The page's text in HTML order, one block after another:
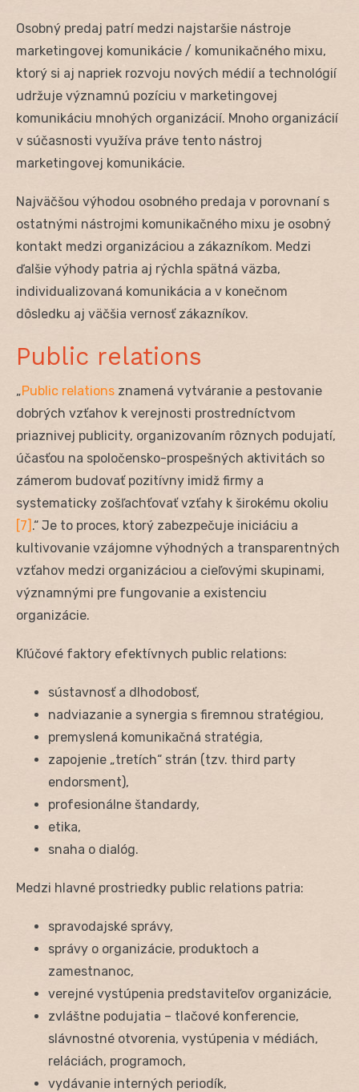
Osobný predaj patrí medzi najstaršie nástroje
marketingovej komunikácie / komunikačného mixu,
ktorý si aj napriek rozvoju nových médií a technológií
udržuje významnú pozíciu v marketingovej
komunikáciu mnohých organizácií. Mnoho organizácií
v súčasnosti využíva práve tento nástroj
marketingovej komunikácie.
Najväčšou výhodou osobného predaja v porovnaní s
ostatnými nástrojmi komunikačného mixu je osobný
kontakt medzi organizáciou a zákazníkom. Medzi
ďalšie výhody patria aj rýchla spätná väzba,
individualizovaná komunikácia a v konečnom
dôsledku aj väčšia vernosť zákazníkov.
Public relations
„Public relations znamená vytváranie a pestovanie
dobrých vzťahov k verejnosti prostredníctvom
priaznivej publicity, organizovaním rôznych podujatí,
účasťou na spoločensko-prospešných aktivitách so
zámerom budovať pozitívny imidž firmy a
systematicky zošľachťovať vzťahy k širokému okoliu
[7] .“ Je to proces, ktorý zabezpečuje iniciáciu a
kultivovanie vzájomne výhodných a transparentných
vzťahov medzi organizáciou a cieľovými skupinami,
významnými pre fungovanie a existenciu
organizácie.
Kľúčové faktory efektívnych public relations:
sústavnosť a dlhodobosť,
nadviazanie a synergia s firemnou stratégiou,
premyslená komunikačná stratégia,
zapojenie „tretích“ strán (tzv. third party
endorsment),
profesionálne štandardy,
etika,
snaha o dialóg.
Medzi hlavné prostriedky public relations patria:
spravodajské správy,
správy o organizácie, produktoch a
zamestnanoc,
verejné vystúpenia predstaviteľov organizácie,
zvláštne podujatia – tlačové konferencie,
slávnostné otvorenia, vystúpenia v médiách,
reláciách, programoch,
vydávanie interných periodík,